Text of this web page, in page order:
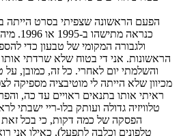
הפעם הראשונה שצפיתי בסרט הייתה
כנראה
ולגבורה המקומי של טבעון כדי
הראשונות. אני די בטוח שלא שרדתי
והשלמתי יום לאחרי. כל זה, כמובן, על
מכיוון שלא הייתה לי מוטיבציה מספיקה
ראיתי אותו בתנאים ראויים עד כה,
טלוויזיה גדולה ועותק בלו-ריי
הפסקה של כמה דקות, כי בכל
טלפונים וכלבה לתפעל), כאילו אני